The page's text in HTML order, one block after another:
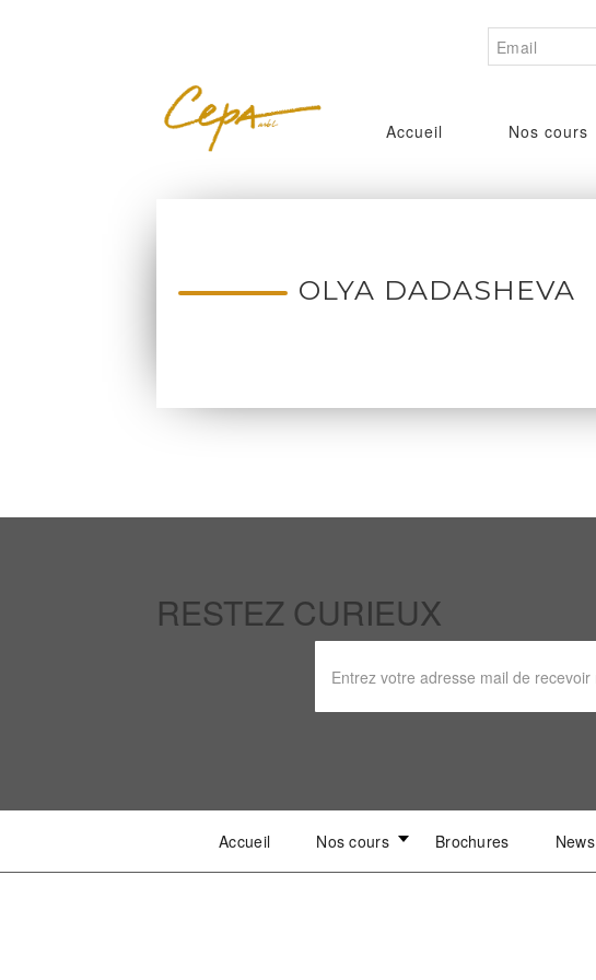
Accueil Nos cours
OLYA DADASHEVA
RESTEZ CURIEUX
Accueil Nos cours Brochures News